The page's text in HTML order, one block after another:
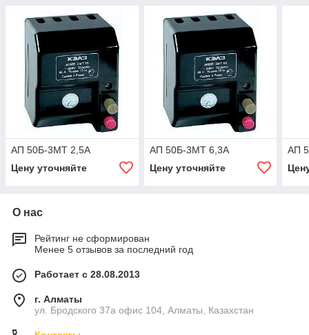
АП 50Б-3МТ 2,5А
Цену уточняйте
АП 50Б-3МТ 6,3А
Цену уточняйте
АП
О нас
Рейтинг не сформирован
Менее 5 отзывов за последний год
Работает с 28.08.2013
г. Алматы
ул. Бродского 37а офис 104, Алматы, Казахстан